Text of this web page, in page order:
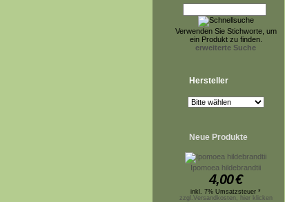
Verwenden Sie Stichworte, um
ein Produkt zu finden.
erweiterte Suche
Hersteller
Neue Produkte
Ipomoea hildebrandtii
4,00€
inkl. 7% Umsatzsteuer *
zzgl.Versandkosten, hier klicken